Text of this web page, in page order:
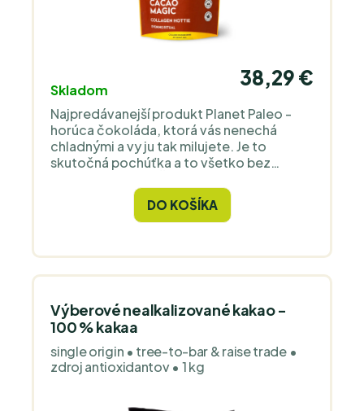
Skladom
38,29 €
Najpredávanejší produkt Planet Paleo -
horúca čokoláda, ktorá vás nenechá
chladnými a vy ju tak milujete. Je to
skutočná pochúťka a to všetko bez
žiadna iná a skvelá pre vaše kĺby.
DO KOŠÍKA
Výberové nealkalizované kakao -
100 % kakaa
single origin • tree-to-bar & raise trade •
zdroj antioxidantov • 1 kg